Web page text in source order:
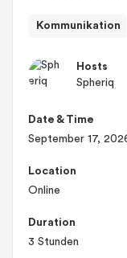
Kommunikation
Hosts
Spheriq
Date & Time
September 17,
Location
Online
Duration
3 Stunden